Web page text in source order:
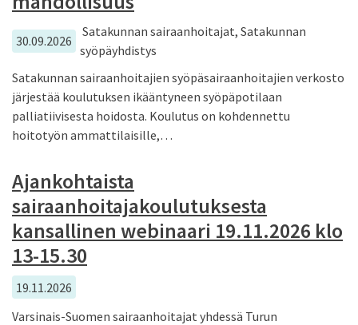
30.09.2026
Satakunnan sairaanhoitajat, Satakunnan
syöpäyhdistys
Satakunnan sairaanhoitajien syöpäsairaanhoitajien verkosto
järjestää koulutuksen ikääntyneen syöpäpotilaan
palliatiivisesta hoidosta. Koulutus on kohdennettu
hoitotyön ammattilaisille,…
Ajankohtaista
sairaanhoitajakoulutuksesta
kansallinen webinaari 19.11.2026 klo
13-15.30
19.11.2026
Varsinais-Suomen sairaanhoitajat yhdessä Turun